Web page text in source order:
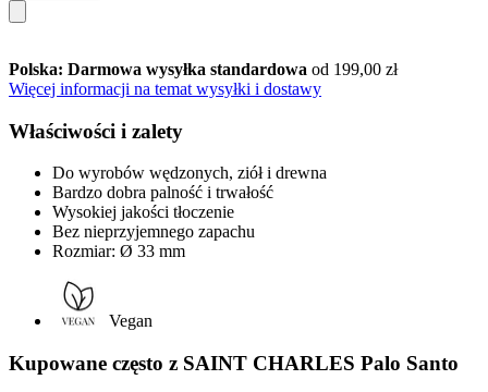
Polska: Darmowa wysyłka standardowa od 199,00 zł
Więcej informacji na temat wysyłki i dostawy
Właściwości i zalety
Do wyrobów wędzonych, ziół i drewna
Bardzo dobra palność i trwałość
Wysokiej jakości tłoczenie
Bez nieprzyjemnego zapachu
Rozmiar: Ø 33 mm
Vegan
Kupowane często z SAINT CHARLES Palo Santo